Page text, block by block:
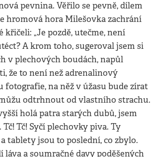
pevnina. Věřilo se pevně, dílem
hromová hora Milešovka zachrání
křičeli: „Je pozdě, utečme, není
A krom toho, sugeroval jsem si
v plechových boudách, napůl
že to není než adrenalinový
fotografie, na něž v úžasu bude zírat
odtrhnout od vlastního strachu.
holá patra starých dubů, jsem
Tč! Syčí plechovky piva. Ty
tablety jsou to poslední, co zbylo.
láva a soumračné davy poděšených